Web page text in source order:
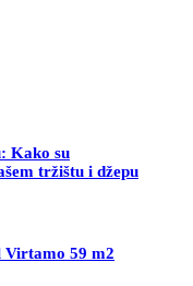
Kako su
tržištu i džepu
Virtamo 59 m2